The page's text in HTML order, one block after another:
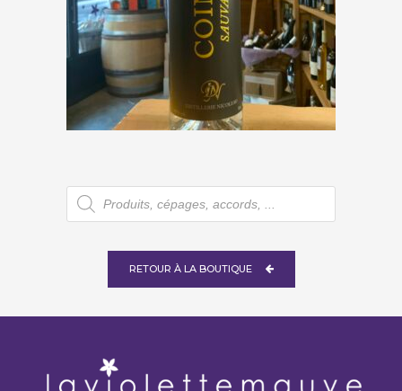
Distillerie Nicoleau « O 2 Vie
Coing Sauvage »
€42,50
Recherche
de
produits
RETOUR À LA BOUTIQUE